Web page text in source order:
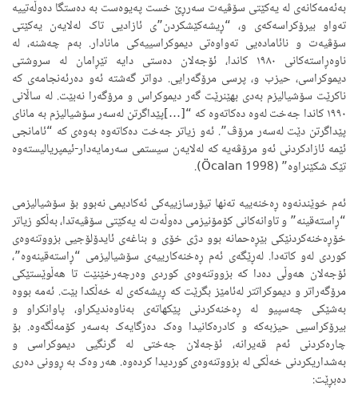
بەئەمەکانەی لە یەکێتی سۆڤیەت سەرڕێ خست پەیوەست بە دەستگا دەوڵەتییە
تەواو بیرۆکراسەکەی و، “ڕیشەکێشکردن”ی ئازادیی تاک لەلایەن یەکێتی
سۆڤیەت و نائامادەیی تەواوەتی دیموکراسییەکی مانادار. بەم چەشنە، لە
ناوەڕاستەکانی ١٩٨٠ کاندا، ئۆجەلان دەستی دایە تێڕامان لە سروشتی
دیموکراسی، حیزب و، پرسی مرۆگەرایی. دواتر گەشتە ئەو دەرئەنجامەی کە
ناکرێت سۆشیالیزم بەدی بهێنرێت گەر دیموکراس و مرۆگەرا نەبێت. لە ساڵانی
١٩٩٠ کاندا جەخت لەوە دەکاتەوە کە “[…]پێداگرتن لەسەر سۆشیالیزم بە مانای
پێداگرتن دێت لەسەر مرۆڤ”. ئەو زیاتر جەخت دەکاتەوە بەوەی کە “ئامانجی
ئێمە ئازادکردنی ئەو مرۆڤەیە کە لەلایەن سیستمی سەرمایەدار-ئیمپریالیستەوە
تێک شکێنراوە” (Öcalan 1998).
ئەم خوێندنەوە ڕەخنەییە تەنها تیۆرسازییەکی ئەکادیمی نەبوو بۆ سۆشیالیزمی
“ڕاستەقینە” و تاوانەکانی کۆمۆنیزمی دەوڵەت لە یەکێتی سۆڤیەتدا، بەڵکو زیاتر
خۆڕەخنەکردنێکی بێڕەحمانە بوو دژی خۆی و بناغەی ئایدۆلۆجیی بزووتنەوەی
کوردی لەو کاتەدا. لەڕێگەی ئەم ڕەخنەکارییەی سۆشیالیزمی “ڕاستەقینەوە”،
ئۆجەلان هەوڵی دەدا کە بزووتنەوەی کوردی وەرچەرخێنێت تا هەڵوێستێکی
مرۆگەراتر و دیموکراتتر لەئامێز بگرێت کە ڕیشەکەی لە خەڵکدا بێت. ئەمە بووە
بەشێکی چەسپیو لە ڕەخنەکردنی پێکهاتەی بەناوەندیکراو، پاوانکراو و
بیرۆکراسیی حیزبەکە و کادرەکانیدا وەک دەزگایەک بەسەر کۆمەڵگەوە. بۆ
چارەکردنی ئەم قەیرانە، ئۆجەلان جەختی لە گرنگیی دیموکراسی و
بەشداریکردنی خەڵکی لە بزووتنەوەی کوردیدا کردەوە. هەر وەک بە ڕوونی دەری
دەبڕێت: